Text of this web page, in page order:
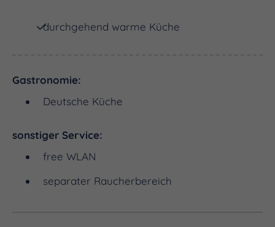
durchgehend warme Küche
Gastronomie:
Deutsche Küche
sonstiger Service:
free WLAN
separater Raucherbereich